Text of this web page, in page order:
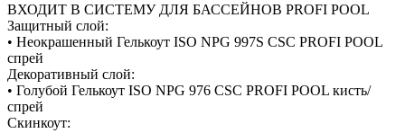
ВХОДИТ В СИСТЕМУ ДЛЯ БАССЕЙНОВ PROFI POOL
Защитный слой:
• Неокрашенный Гелькоут ISO NPG 997S CSC PROFI POOL
спрей
Декоративный слой:
• Голубой Гелькоут ISO NPG 976 CSC PROFI POOL кисть/
спрей
Скинкоут: